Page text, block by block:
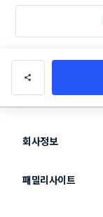
회사정보
패밀리사이트